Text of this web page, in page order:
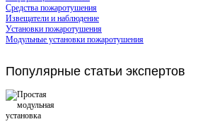
Средства пожаротушения
Извещатели и наблюдение
Установки пожаротушения
Модульные установки пожаротушения
Популярные статьи экспертов